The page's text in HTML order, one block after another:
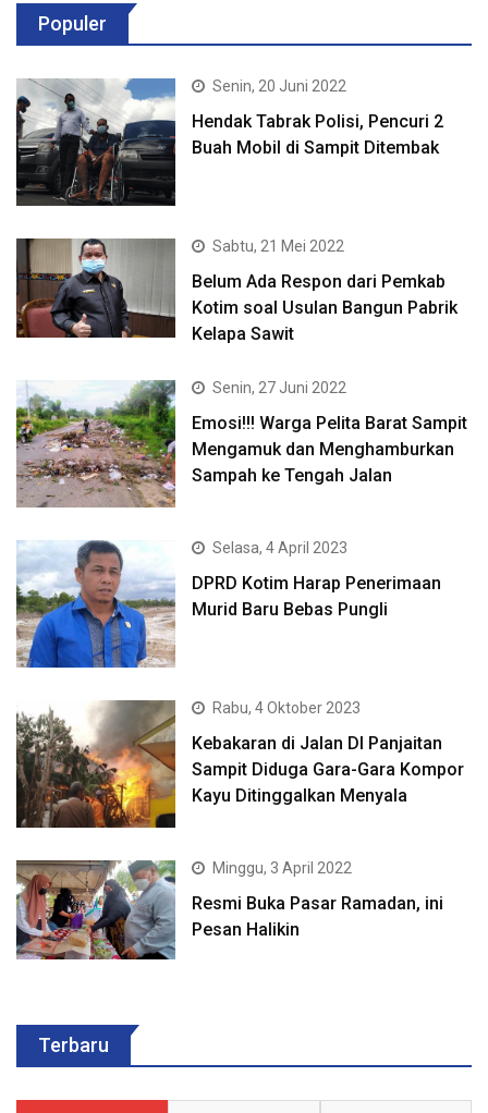
Populer
Senin, 20 Juni 2022
Hendak Tabrak Polisi, Pencuri 2
Buah Mobil di Sampit Ditembak
Sabtu, 21 Mei 2022
Belum Ada Respon dari Pemkab
Kotim soal Usulan Bangun Pabrik
Kelapa Sawit
Senin, 27 Juni 2022
Emosi!!! Warga Pelita Barat Sampit
Mengamuk dan Menghamburkan
Sampah ke Tengah Jalan
Selasa, 4 April 2023
DPRD Kotim Harap Penerimaan
Murid Baru Bebas Pungli
Rabu, 4 Oktober 2023
Kebakaran di Jalan DI Panjaitan
Sampit Diduga Gara-Gara Kompor
Kayu Ditinggalkan Menyala
Minggu, 3 April 2022
Resmi Buka Pasar Ramadan, ini
Pesan Halikin
Terbaru